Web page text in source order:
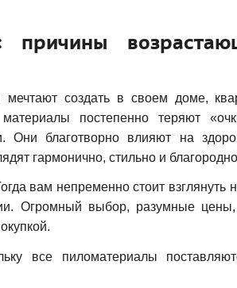
причины
создать в своем доме,
постепенно теряют
Они благотворно влияют на
гармонично, стильно и
вам непременно стоит взглянуть
Огромный выбор, разумные
все пиломатериалы